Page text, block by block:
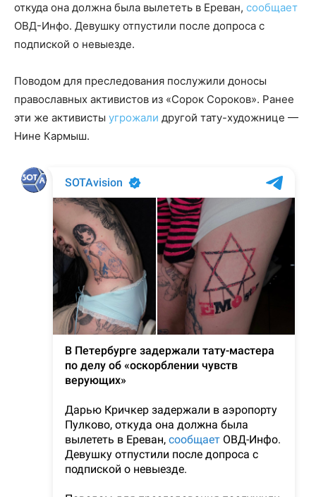
откуда она должна была вылететь в Ереван, сообщает
ОВД-Инфо. Девушку отпустили после допроса с
подпиской о невыезде.
Поводом для преследования послужили доносы
православных активистов из «Сорок Сороков». Ранее
эти же активисты угрожали другой тату-художнице —
Нине Кармыш.